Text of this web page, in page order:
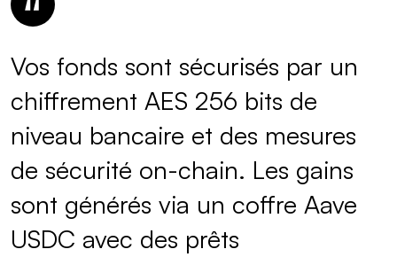
Vos fonds sont sécurisés par un
chiffrement AES 256 bits de
niveau bancaire et des mesures
de sécurité on-chain. Les gains
sont générés via un coffre Aave
USDC avec des prêts